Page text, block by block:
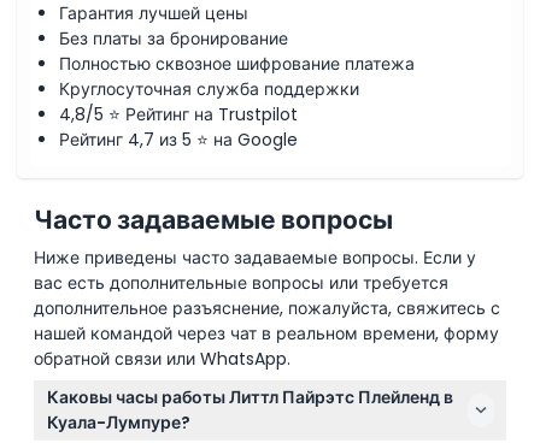
Гарантия лучшей цены
Без платы за бронирование
Полностью сквозное шифрование платежа
Круглосуточная служба поддержки
4,8/5 ⭐ Рейтинг на Trustpilot
Рейтинг 4,7 из 5 ⭐ на Google
Часто задаваемые вопросы
Ниже приведены часто задаваемые вопросы. Если у
вас есть дополнительные вопросы или требуется
дополнительное разъяснение, пожалуйста, свяжитесь с
нашей командой через чат в реальном времени, форму
обратной связи или WhatsApp.
Каковы часы работы Литтл Пайрэтс Плейленд в
Куала-Лумпуре?